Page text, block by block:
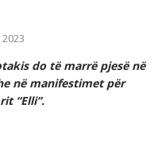
do të marrë pjesë në
në manifestimet për
“Elli”.